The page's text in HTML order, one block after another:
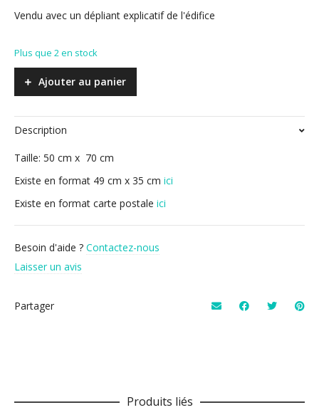
Vendu avec un dépliant explicatif de l'édifice
Plus que 2 en stock
Ajouter au panier
Description
Taille: 50 cm x 70 cm
Existe en format 49 cm x 35 cm ici
Existe en format carte postale ici
Besoin d'aide ? Contactez-nous
Laisser un avis
Partager
Produits liés